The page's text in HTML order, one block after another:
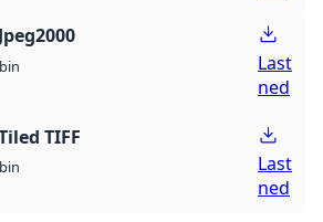
bin
Last
ned
TIFF
bin
Last
ned